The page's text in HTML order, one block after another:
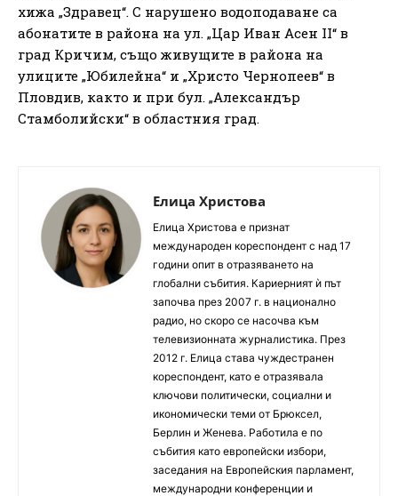
хижа „Здравец“. С нарушено водоподаване са
абонатите в района на ул. „Цар Иван Асен II“ в
град Кричим, също живущите в района на
улиците „Юбилейна“ и „Христо Чернопеев“ в
Пловдив, както и при бул. „Александър
Стамболийски“ в областния град.
Елица Христова
Елица Христова е признат
международен кореспондент с над 17
години опит в отразяването на
глобални събития. Кариерният ѝ път
започва през 2007 г. в национално
радио, но скоро се насочва към
телевизионната журналистика. През
2012 г. Елица става чуждестранен
кореспондент, като е отразявала
ключови политически, социални и
икономически теми от Брюксел,
Берлин и Женева. Работила е по
събития като европейски избори,
заседания на Европейския парламент,
международни конференции и